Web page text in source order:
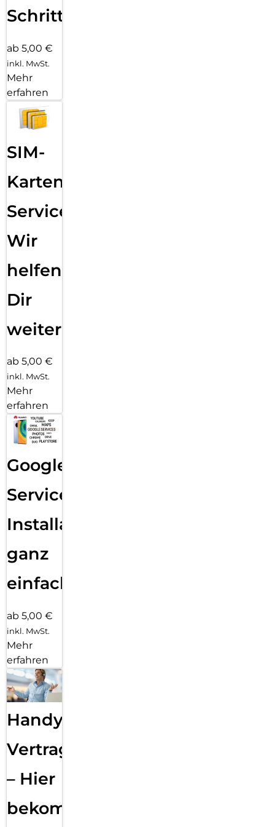
Schritten
ab 5,00 €
inkl. MwSt.
Mehr
erfahren
SIM-
Karten
Service:
Wir
helfen
Dir
weiter
ab 5,00 €
inkl. MwSt.
Mehr
erfahren
Google
Services
Installation
ganz
einfach
ab 5,00 €
inkl. MwSt.
Mehr
erfahren
Handy
Vertragsabwicklung
– Hier
bekommst